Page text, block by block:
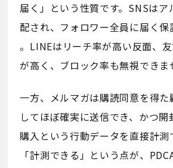
届く」という性質です。SNSはア
配され、フォロワー全員に届く保
。LINEはリーチ率が高い反面、
が高く、ブロック率も無視できま
一方、メルマガは購読同意を得た
してほぼ確実に送信でき、かつ開
購入という行動データを直接計測
「計測できる」という点が、